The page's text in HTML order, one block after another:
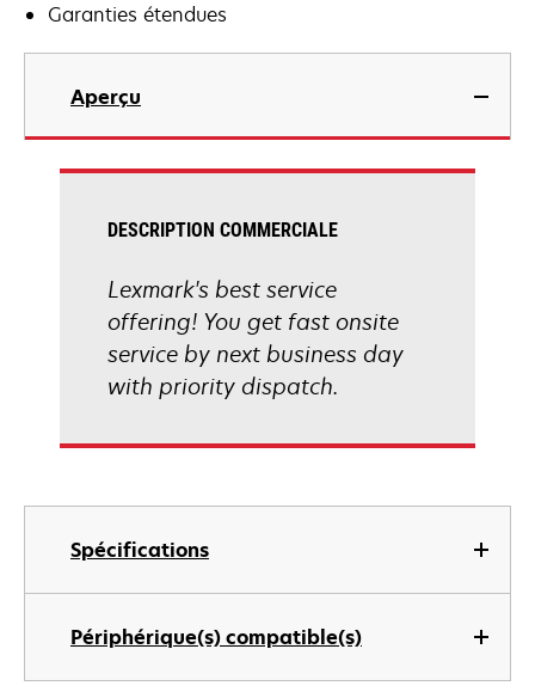
Garanties étendues
Aperçu
Spécifications
Périphérique(s) compatible(s)
DESCRIPTION COMMERCIALE
Lexmark's best service
offering! You get fast onsite
service by next business day
with priority dispatch.